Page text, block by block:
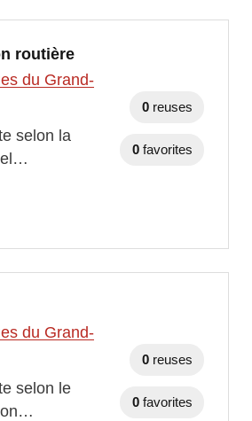
routière
du Grand-
selon la
0 reuses
0 favorites
du Grand-
selon le
0 reuses
0 favorites